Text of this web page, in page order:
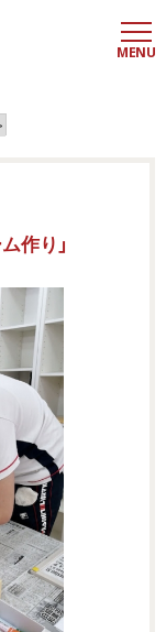
MENU
作り」